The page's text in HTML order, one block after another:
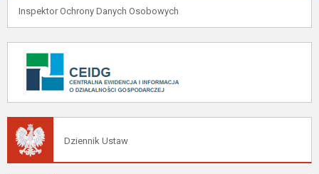
Inspektor Ochrony Danych Osobowych
Dziennik Ustaw